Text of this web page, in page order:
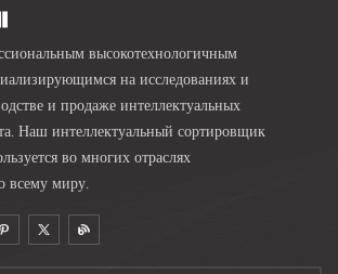
высокотехнологичным
на исследованиях и
и продаже интеллектуальных
Наш интеллектуальный сортировщик
во многих отраслях
всему миру.